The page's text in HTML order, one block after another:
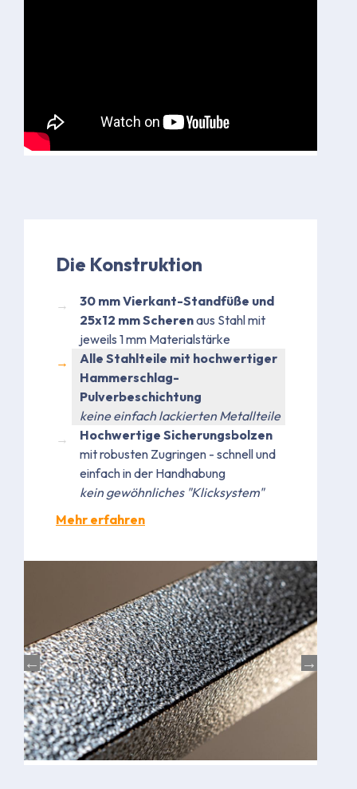
Die Konstruktion
30 mm Vierkant-Standfüße und
25x12 mm Scherenaus Stahl mit
jeweils 1 mm Materialstärke
Alle Stahlteile mit hochwertiger
Hammerschlag-
Pulverbeschichtung
keine einfach lackierten Metallteile
Hochwertige Sicherungsbolzen
mit robusten Zugringen - schnell und
einfach in der Handhabung
kein gewöhnliches "Klicksystem"
Mehr erfahren